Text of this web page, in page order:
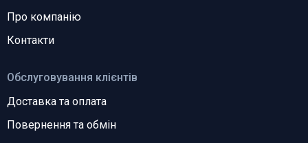
Обслуговування клієнтів
Доставка та оплата
Повернення та обмін
Про компанію
Контакти